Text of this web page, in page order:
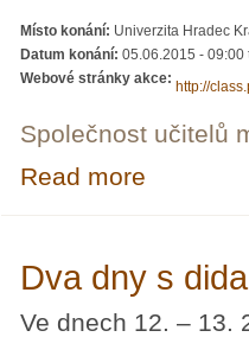
Místo konání: Univerzita Hradec
Datum konání: 05.06.2015 - 09:00
Webové stránky akce:
http://
Společnost učitelů
Read more
Dva dny s
Ve dnech 12. – 13.